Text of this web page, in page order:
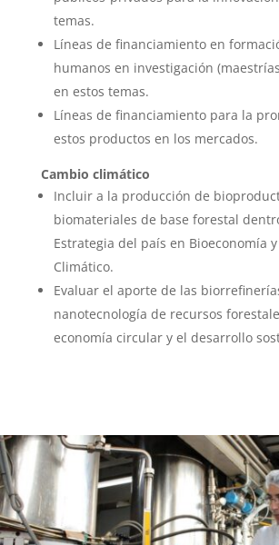
temas.
Líneas de financiamiento en
humanos en investigación
en estos temas.
Líneas de financiamiento para la
estos productos en los mercados.
Cambio climático
Incluir a la producción de
biomateriales de base forestal
Estrategia del país en Bioeconomía
Climático.
Evaluar el aporte de las
nanotecnología de recursos
economía circular y el desarrollo